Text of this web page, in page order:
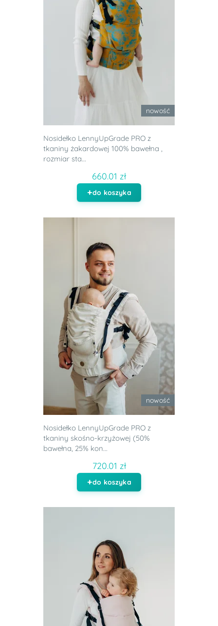
nowość
Nosidełko LennyUpGrade PRO z
tkaniny żakardowej 100% bawełna ,
rozmiar sta...
660.01 zł
do koszyka
nowość
Nosidełko LennyUpGrade PRO z
tkaniny skośno-krzyżowej (50%
bawełna, 25% kon...
720.01 zł
do koszyka